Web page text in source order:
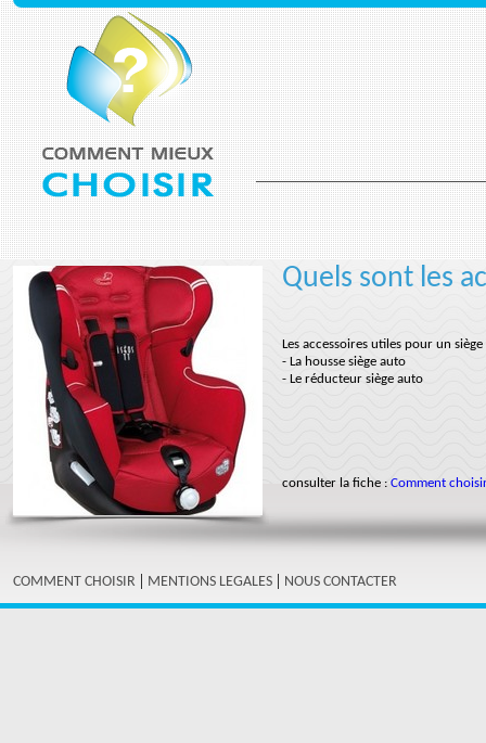
Quels sont les
Les accessoires utiles pour un
- La housse siège auto
- Le réducteur siège auto
consulter la fiche : Comment
COMMENT CHOISIR | MENTIONS LEGALES | NOUS CONTACTER